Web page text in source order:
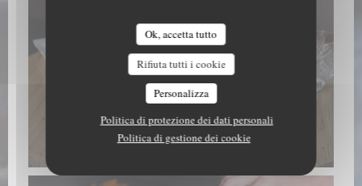
Ok, accetta tutto
Rifiuta tutti i cookie
Personalizza
Politica di protezione dei dati personali
Politica di gestione dei cookie
Fruits de mer